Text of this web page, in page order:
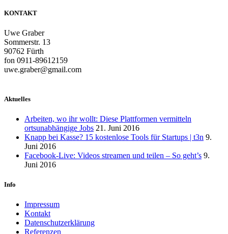
KONTAKT
Uwe Graber
Sommerstr. 13
90762 Fürth
fon 0911-89612159
uwe.graber@gmail.com
Aktuelles
Arbeiten, wo ihr wollt: Diese Plattformen vermitteln
ortsunabhängige Jobs 21. Juni 2016
Knapp bei Kasse? 15 kostenlose Tools für Startups | t3n 9.
Juni 2016
Facebook-Live: Videos streamen und teilen – So geht’s 9.
Juni 2016
Info
Impressum
Kontakt
Datenschutzerklärung
Referenzen